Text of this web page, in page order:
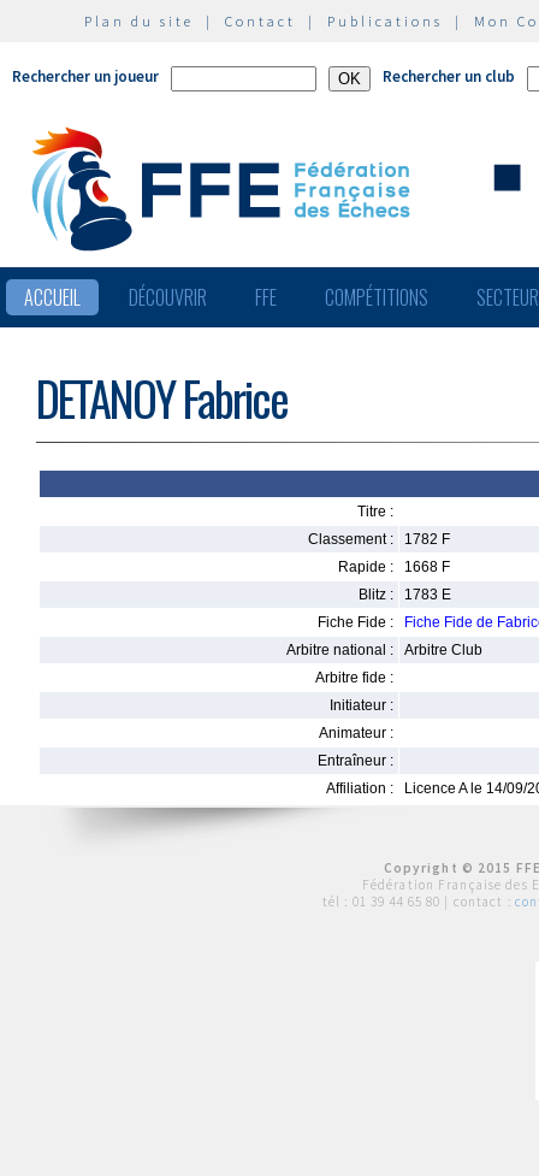
Plan du site | Contact | Publications | Mon
Rechercher un joueur Rechercher un club
ACCUEIL DÉCOUVRIR FFE COMPÉTITIONS
DETANOY Fabrice
Titre :
Classement :
1782 F
Rapide :
1668 F
Blitz :
1783 E
Fiche Fide :
Fiche Fide de
Arbitre national :
Arbitre Club
Arbitre fide :
Initiateur :
Animateur :
Entraîneur :
Affiliation :
Licence A le 14/09/
Copyright © 2015
Fédération Française des
tél : 01 39 44 65 80 | contact :